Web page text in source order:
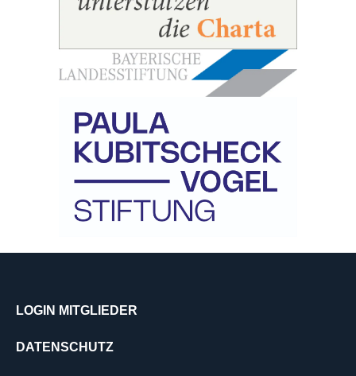
LOGIN MITGLIEDER
DATENSCHUTZ